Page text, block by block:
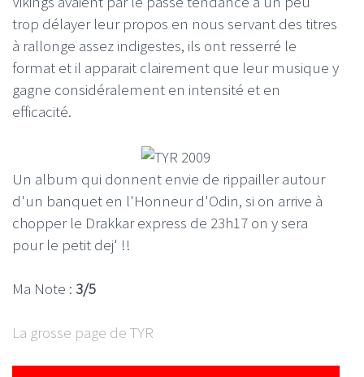
trop délayer leur propos en nous servant des titres
à rallonge assez indigestes, ils ont resserré le
format et il apparait clairement que leur musique y
gagne considéralement en intensité et en
efficacité.
Un album qui donnent envie de rippailler autour
d'un banquet en l'Honneur d'Odin, si on arrive à
chopper le Drakkar express de 23h17 on y sera
pour le petit dej' !!
Ma Note : 3/5
La grosse page de TYR